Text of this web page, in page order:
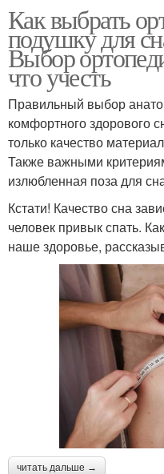
Как выбрать
подушку для
Выбор
что учесть
Правильный выбор
комфортного здорового
только качество
Также важными
излюбленная поза для
Кстати! Качество сна
человек привык спать.
наше здоровье,
читать дальше →